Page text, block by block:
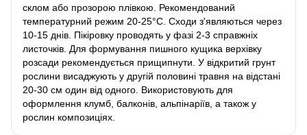
склом або прозорою плівкою. Рекомендований
температурний режим 20-25°C. Сходи з'являються через
10-15 днів. Пікіровку проводять у фазі 2-3 справжніх
листочків. Для формування пишного кущика верхівку
розсади рекомендується прищипнути. У відкритий грунт
рослини висаджують у другій половині травня на відстані
20-30 см один від одного. Використовують для
оформлення клумб, балконів, альпінаріїв, а також у
рослин композиціях.